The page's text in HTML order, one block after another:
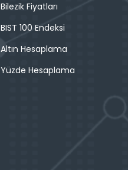
Bilezik Fiyatları
BIST 100 Endeksi
Altın Hesaplama
Yüzde Hesaplama